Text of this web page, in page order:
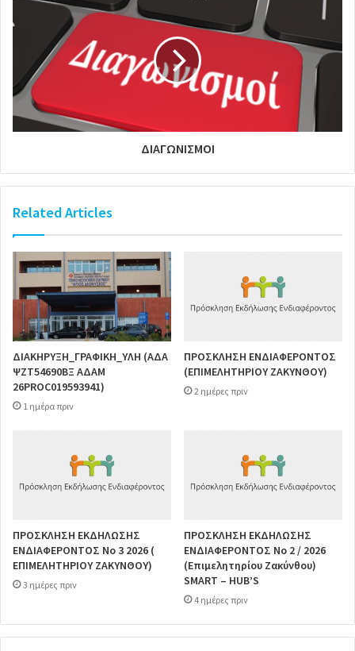
ΔΙΑΓΩΝΙΣΜΟΙ
Related Articles
ΔΙΑΚΗΡΥΞΗ_ΓΡΑΦΙΚΗ_ΥΛΗ (ΑΔΑ
ΨΖΤ54690ΒΞ ΑΔΑΜ
26PROC019593941)
1 ημέρα πριν
ΠΡΟΣΚΛΗΣΗ ΕΝΔΙΑΦΕΡΟΝΤΟΣ
(ΕΠΙΜΕΛΗΤΗΡΙΟΥ ΖΑΚΥΝΘΟΥ)
2 ημέρες πριν
ΠΡΟΣΚΛΗΣΗ ΕΚΔΗΛΩΣΗΣ
ΕΝΔΙΑΦΕΡΟΝΤΟΣ Νο 3 2026 (
ΕΠΙΜΕΛΗΤΗΡΙΟΥ ΖΑΚΥΝΘΟΥ)
3 ημέρες πριν
ΠΡΟΣΚΛΗΣΗ ΕΚΔΗΛΩΣΗΣ
ΕΝΔΙΑΦΕΡΟΝΤΟΣ Νο 2 / 2026
(Επιμελητηρίου Ζακύνθου)
SMART – HUB’S
4 ημέρες πριν